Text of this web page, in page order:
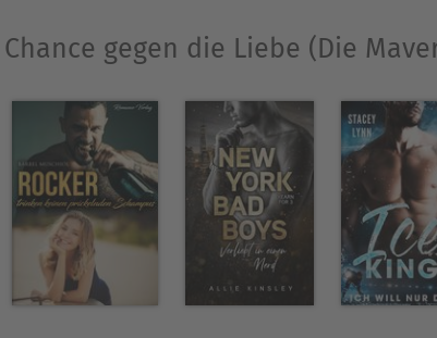
gegen die Liebe (Die